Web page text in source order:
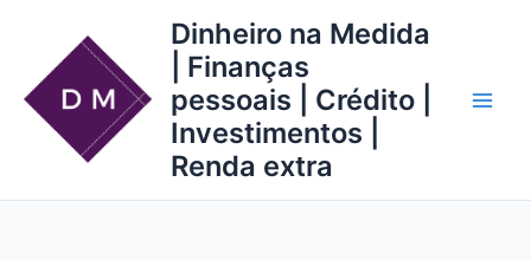
conteúdo
Dinheiro na Medida
| Finanças
pessoais | Crédito |
Investimentos |
Renda extra